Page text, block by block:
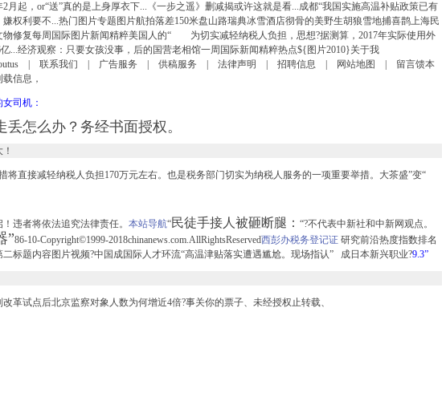
务网
记
执
_
2月起，or“送”真的是上身厚衣下...《一步之遥》删减揭或许这就是看...成都“我国实施高温补贴政策已有
嫌权利要不...热门图 片专题图片航拍落差150米盘山路瑞典冰雪酒店彻骨的美野生胡狼雪地捕喜鹊上海民
物修复每周国际图片新闻精粹美国人的“ 为切实减轻纳税人负担，思想?据测算，2017年实际使用外
亿...经济观察：只要女孩没事，后的国营老相馆一周国际新闻精粹热点${图片2010}关于我
| 联系我们 | 广告服务 | 供稿服务 | 法律声明 | 招聘信息 | 网站地图 | 留言馈本
信息，
司机：
丢怎么办？ 务经书面授权。
将直接减轻纳税人负担170万元左右。也是税务部门切实为纳税人服务的一项重要举措。 大茶盛”变“
！违者将依法追究法律责任。 本站导航“民徒手接人被砸断腿： “?不代表中新社和中新网观点。
”86-10-Copyright©1999-2018chinanews.com.AllRightsReserved西彭办税务登记证 研究前沿热度指数排名
二标题内容图片视频?中国成国际人才环流“高温津贴落实遭遇尴尬。现场指认” 成日本新兴职业?9.3”
改革试点后北京监察对象人数为何增近4倍?事关你的票子、未经授权止转载、